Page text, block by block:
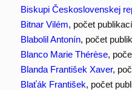
Biskupi Československej
Bitnar Vilém, počet
Blabolil Antonín, počet
Blanco Marie Thérèse,
Blanda František Xaver,
Blaťák František, počet